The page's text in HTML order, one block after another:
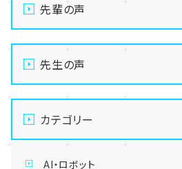
先輩の声
先生の声
カテゴリー
AI・ロボット